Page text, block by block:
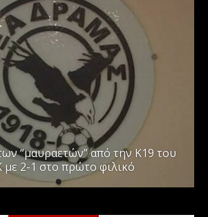
“μαυραετών” από την Κ19 του
2-1 στο πρώτο φιλικό